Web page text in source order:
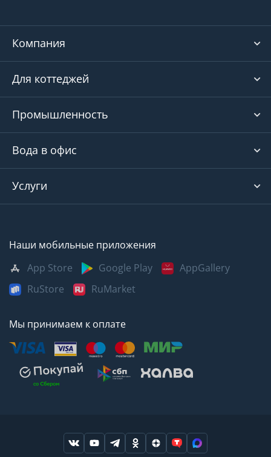
Компания
Для коттеджей
Промышленность
Вода в офис
Услуги
Наши мобильные приложения
App Store
Google Play
AppGallery
RuStore
RuMarket
Мы принимаем к оплате